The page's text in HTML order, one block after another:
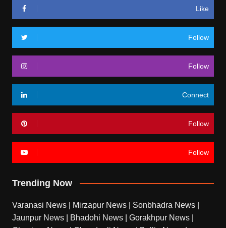
Like
Follow
Follow
Connect
Follow
Follow
Trending Now
Varanasi News Mirzapur News Sonbhadra News
Jaunpur News
Bhadohi News Gorakhpur News